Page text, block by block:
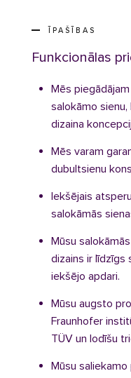
ĪPAŠĪBAS
Funkcionālas
Mēs
salokāmo
dizaina
Mēs varam
dubultsienu
Iekšējais
salokāmās
Mūsu
dizains ir līdzīgs
iekšējo apdari.
Mūsu augsto
Fraunhofer
TÜV un lodīšu
Mūsu